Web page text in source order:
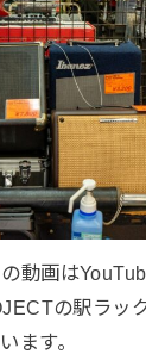
動画は
の駅ラッ
ます。